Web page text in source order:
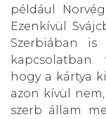
például
Ezenkívül
Szerbiában is
kapcsolatban
hogy a kártya
azon kívül
szerb állam